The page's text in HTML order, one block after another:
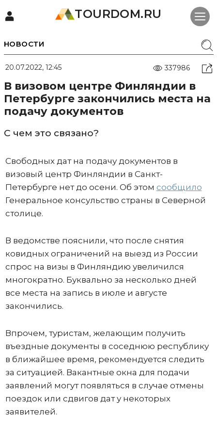
TOURDOM.RU
НОВОСТИ
20.07.2022, 12:45 337986
В визовом центре Финляндии в
Петербурге закончились места на
подачу документов
С чем это связано?
Свободных дат на подачу документов в
визовый центр Финляндии в Санкт-
Петербурге нет до осени. Об этом сообщило
Генеральное консульство страны в Северной
столице.
В ведомстве пояснили, что после снятия
ковидных ограничений на выезд из России
спрос на визы в Финляндию увеличился
многократно. Буквально за несколько дней
все места на запись в июле и августе
закончились.
Впрочем, туристам, желающим получить
въездные документы в соседнюю республику
в ближайшее время, рекомендуется следить
за ситуацией. Вакантные окна для подачи
заявлений могут появляться в случае отмены
поездок или сдвигов дат у некоторых
заявителей.